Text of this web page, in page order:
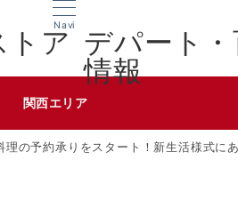
Navi
デパート
情報
関西エリア
理の予約承りをスタート！新生活様式に